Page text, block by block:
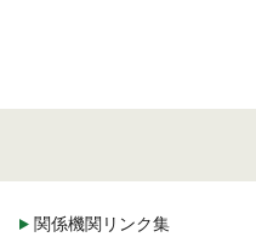
関係機関リンク集